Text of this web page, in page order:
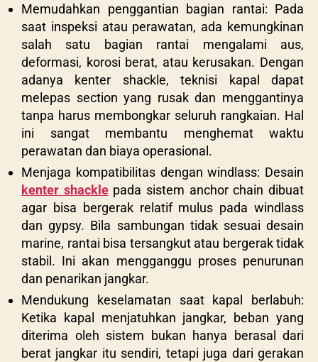
Memudahkan penggantian bagian rantai: Pada
saat inspeksi atau perawatan, ada kemungkinan
salah satu bagian rantai mengalami aus,
deformasi, korosi berat, atau kerusakan. Dengan
adanya kenter shackle, teknisi kapal dapat
melepas section yang rusak dan menggantinya
tanpa harus membongkar seluruh rangkaian. Hal
ini sangat membantu menghemat waktu
perawatan dan biaya operasional.
Menjaga kompatibilitas dengan windlass: Desain
kenter shacklepada sistem anchor chain dibuat
agar bisa bergerak relatif mulus pada windlass
dan gypsy. Bila sambungan tidak sesuai desain
marine, rantai bisa tersangkut atau bergerak tidak
stabil. Ini akan mengganggu proses penurunan
dan penarikan jangkar.
Mendukung keselamatan saat kapal berlabuh:
Ketika kapal menjatuhkan jangkar, beban yang
diterima oleh sistem bukan hanya berasal dari
berat jangkar itu sendiri, tetapi juga dari gerakan